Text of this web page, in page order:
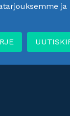
ja